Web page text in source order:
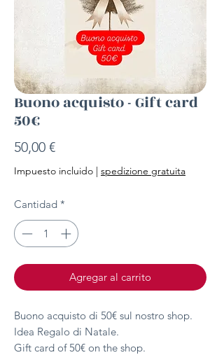
Buono acquisto - Gift card
50€
50,00 €Precio
Impuesto incluido | spedizione gratuita
Cantidad *
Agregar al carrito
Buono acquisto di 50€ sul nostro shop.
Idea Regalo di Natale.
Gift card of 50€ on the shop.